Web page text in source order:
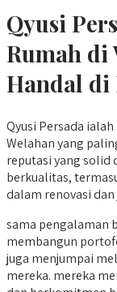
Qyusi
Rumah di
Handal di
Qyusi Persada
Welahan yang
reputasi yang solid
berkualitas,
dalam renovasi
sama pengalaman
membangun
juga menjumpai
mereka. mereka